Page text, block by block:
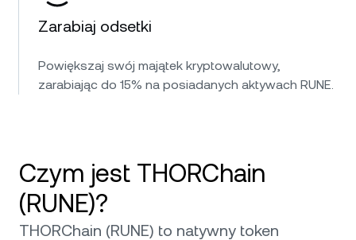
Zarabiaj odsetki
Powiększaj swój majątek kryptowalutowy,
zarabiając do 15% na posiadanych aktywach RUNE.
Czym jest THORChain
(RUNE)?
THORChain (RUNE) to natywny token